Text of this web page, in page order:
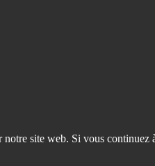
site web. Si vous continuez